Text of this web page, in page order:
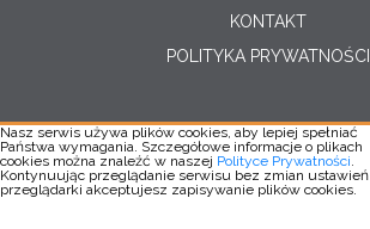
KONTAKT
POLITYKA PRYWATNOŚCI
Copyright © 2026
Realizacja:YC
Nasz serwis używa plików cookies, aby lepiej spełniać
Państwa wymagania. Szczegółowe informacje o plikach
cookies można znaleźć w naszej Polityce Prywatności.
Kontynuując przeglądanie serwisu bez zmian ustawień
przeglądarki akceptujesz zapisywanie plików cookies.